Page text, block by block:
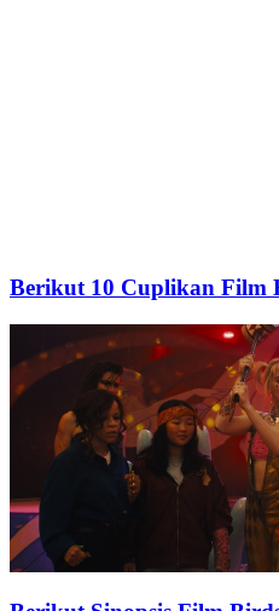
Berikut 10 Cuplikan Film